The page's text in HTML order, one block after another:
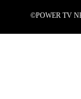
©POWER TV